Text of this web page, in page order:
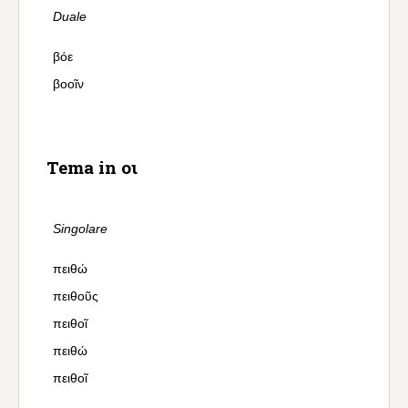
Duale
βόε
βοοῖν
Tema in οι
Singolare
πειθώ
πειθοῦς
πειθοῖ
πειθώ
πειθοῖ